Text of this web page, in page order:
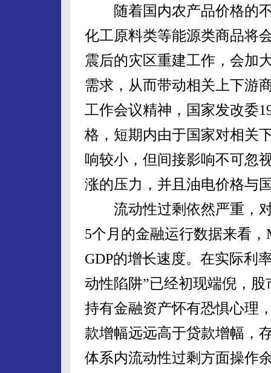
随着国内农产品价格的不
化工原料类等能源类商品将
震后的灾区重建工作，会加
需求，从而带动相关上下游
工作会议精神，国家发改委
格，短期内由于国家对相关
响较小，但间接影响不可忽
涨的压力，并且油电价格与
流动性过剩依然严重，对
5个月的金融运行数据来看
GDP的增长速度。在实际利
动性陷阱”已经初现端倪，
持有金融资产怀有恐惧心理
款增幅远远高于贷款增幅，
体系内流动性过剩方面操作